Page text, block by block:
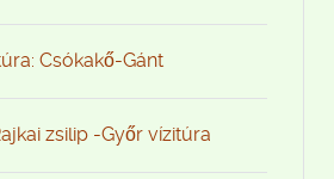
Csókakő-Gánt
zsilip -Győr vízitúra